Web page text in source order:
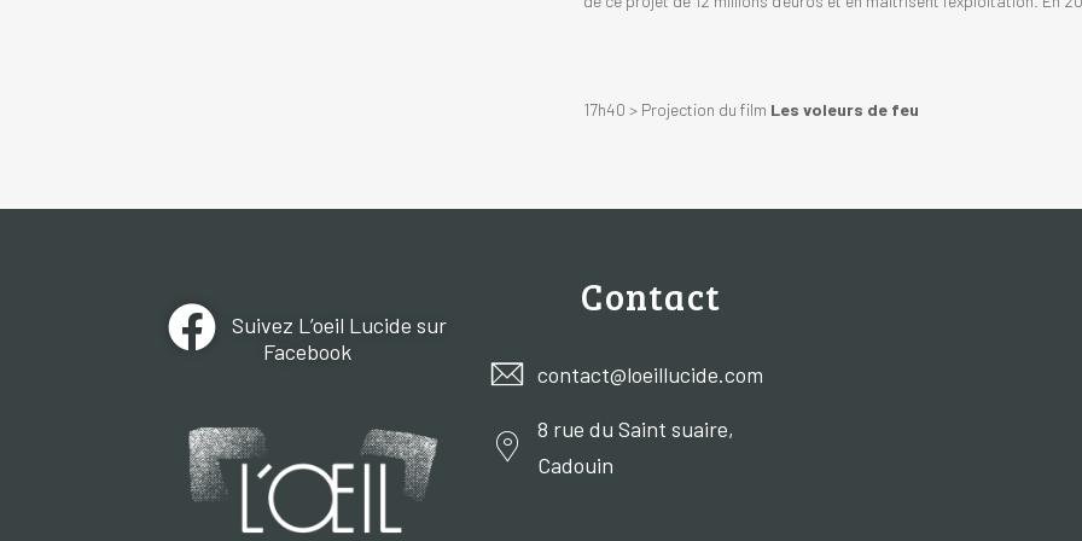
17h40 > Projection du film Les voleurs de feu
Suivez L’oeil Lucide sur
Facebook
Contact
contact@loeillucide.com
8 rue du Saint suaire,
Cadouin